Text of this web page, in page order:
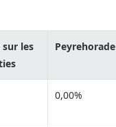
les
Peyrehorade
0,00%